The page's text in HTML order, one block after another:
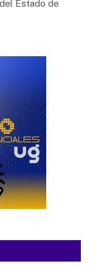
Estado de